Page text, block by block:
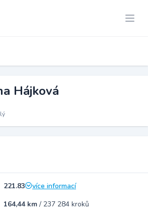
Hájková
221.83
více informací
164,44 km / 237 284 kroků